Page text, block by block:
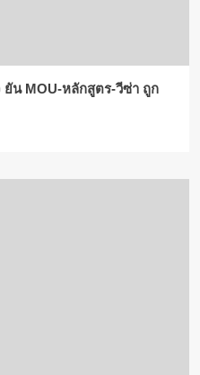
ยัน MOU-หลักสูตร-วีซ่า ถูก